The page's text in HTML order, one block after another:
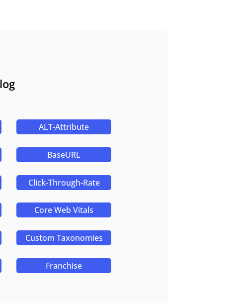
ALT-Attribute
BaseURL
Click-Through-Rate
Core Web Vitals
Custom Taxonomies
Franchise